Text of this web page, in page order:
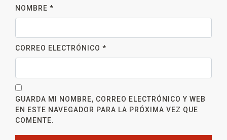
NOMBRE *
CORREO ELECTRÓNICO *
GUARDA MI NOMBRE, CORREO ELECTRÓNICO Y WEB
EN ESTE NAVEGADOR PARA LA PRÓXIMA VEZ QUE
COMENTE.